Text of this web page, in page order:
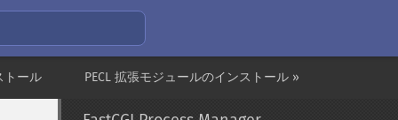
PECL 拡張モジュールのインストール »
トール